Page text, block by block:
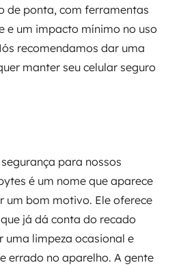
de ponta, com ferramentas
e um impacto mínimo no uso
recomendamos dar uma
manter seu celular seguro
para nossos
é um nome que aparece
um bom motivo. Ele oferece
já dá conta do recado
uma limpeza ocasional e
errado no aparelho. A gente